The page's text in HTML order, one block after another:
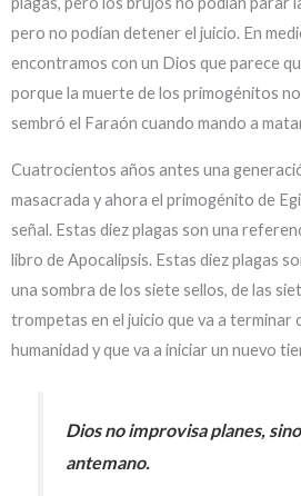
pero no podían detener el juicio. En
encontramos con un Dios que parece
porque la muerte de los primogénitos
sembró el Faraón cuando mando a
Cuatrocientos años antes una
masacrada y ahora el primogénito de
señal. Estas diez plagas son una
libro de Apocalipsis. Estas diez plagas
una sombra de los siete sellos, de las
trompetas en el juicio que va a terminar
humanidad y que va a iniciar un nuevo
Dios no improvisa planes,
antemano.